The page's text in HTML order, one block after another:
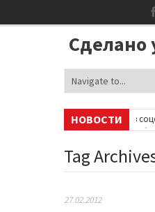
Сделано
НОВОСТИ
информацию об аккаунтах в
с полицией
• Сотни
Tag
27.02.2012